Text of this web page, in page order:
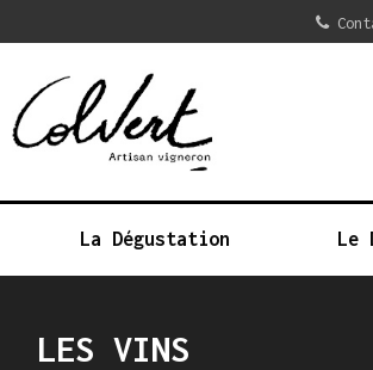
La Dégustation Le
LES VINS